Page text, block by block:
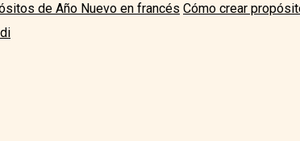
de Año Nuevo en francés Cómo crear